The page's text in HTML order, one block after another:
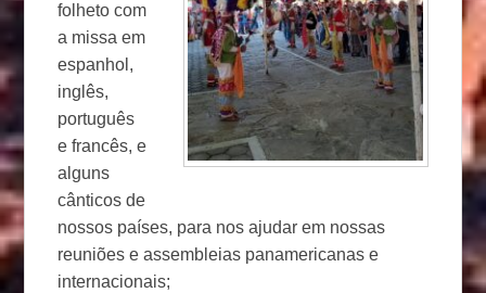
folheto com
a missa em
espanhol,
inglês,
português
e francês, e
alguns
cânticos de
nossos países, para nos ajudar em nossas
reuniões e assembleias panamericanas e
internacionais;